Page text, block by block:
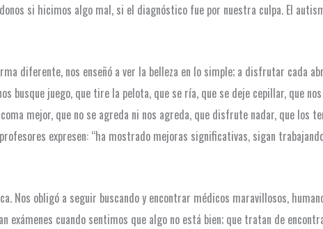
si hicimos algo mal, si el diagnóstico fue por nuestra culpa. El
diferente, nos enseñó a ver la belleza en lo simple; a disfrutar cada
busque juego, que tire la pelota, que se ría, que se deje cepillar, que
mejor, que no se agreda ni nos agreda, que disfrute nadar, que los
expresen: “ha mostrado mejoras significativas, sigan
Nos obligó a seguir buscando y encontrar médicos maravillosos,
exámenes cuando sentimos que algo no está bien; que tratan de